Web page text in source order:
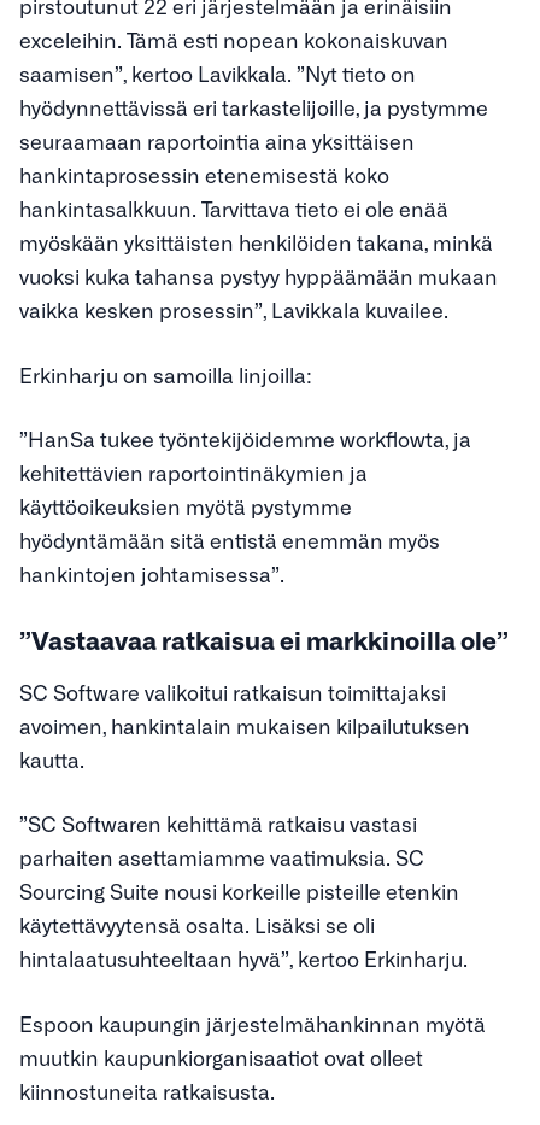
pirstoutunut 22 eri järjestelmään ja erinäisiin
exceleihin. Tämä esti nopean kokonaiskuvan
saamisen”, kertoo Lavikkala. ”Nyt tieto on
hyödynnettävissä eri tarkastelijoille, ja pystymme
seuraamaan raportointia aina yksittäisen
hankintaprosessin etenemisestä koko
hankintasalkkuun. Tarvittava tieto ei ole enää
myöskään yksittäisten henkilöiden takana, minkä
vuoksi kuka tahansa pystyy hyppäämään mukaan
vaikka kesken prosessin”, Lavikkala kuvailee.
Erkinharju on samoilla linjoilla:
”HanSa tukee työntekijöidemme workflowta, ja
kehitettävien raportointinäkymien ja
käyttöoikeuksien myötä pystymme
hyödyntämään sitä entistä enemmän myös
hankintojen johtamisessa”.
”Vastaavaa ratkaisua ei markkinoilla ole”
SC Software valikoitui ratkaisun toimittajaksi
avoimen, hankintalain mukaisen kilpailutuksen
kautta.
”SC Softwaren kehittämä ratkaisu vastasi
parhaiten asettamiamme vaatimuksia. SC
Sourcing Suite nousi korkeille pisteille etenkin
käytettävyytensä osalta. Lisäksi se oli
hintalaatusuhteeltaan hyvä”, kertoo Erkinharju.
Espoon kaupungin järjestelmähankinnan myötä
muutkin kaupunkiorganisaatiot ovat olleet
kiinnostuneita ratkaisusta.